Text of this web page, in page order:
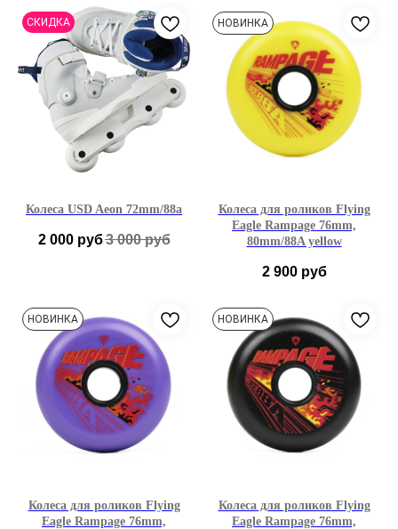
90mm
1 шт 3 шт 6 шт 1 шт 3 шт 6 шт
СКИДКА
Колеса USD Aeon 72mm/88a
2 000 руб3 000 руб
НОВИНКА
Колеса для роликов Flying
Eagle Rampage 76mm,
80mm/88A yellow
2 900 руб
76мм
НОВИНКА
Колеса для роликов Flying
Eagle Rampage 76mm,
НОВИНКА
Колеса для роликов Flying
Eagle Rampage 76mm,